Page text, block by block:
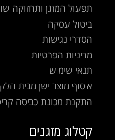
תפעול המזגן ותחזוקה
ביטול עסקה
הסדרי נגישות
מדיניות הפרטיות
תנאי שימוש
איסוף מוצר ישן מבית
התקנת מכונת כביסה
קטלוג מזגנים